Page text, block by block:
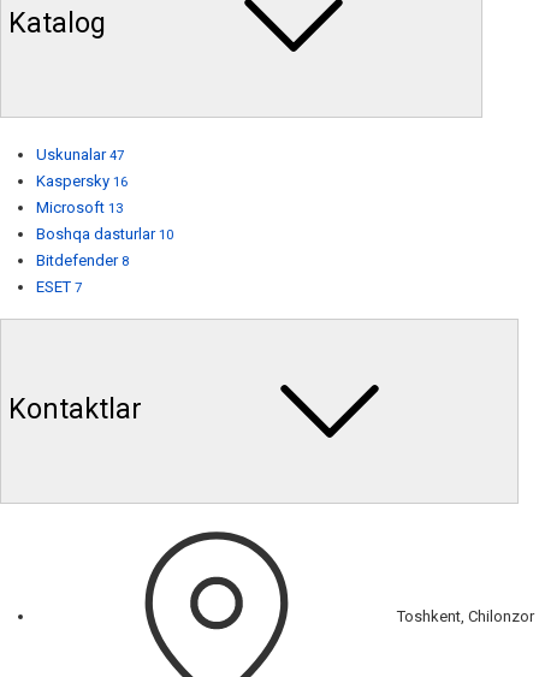
Katalog
Uskunalar 47
Kaspersky 16
Microsoft 13
Boshqa dasturlar 10
Bitdefender 8
ESET 7
Kontaktlar
Toshkent, Chilonzor